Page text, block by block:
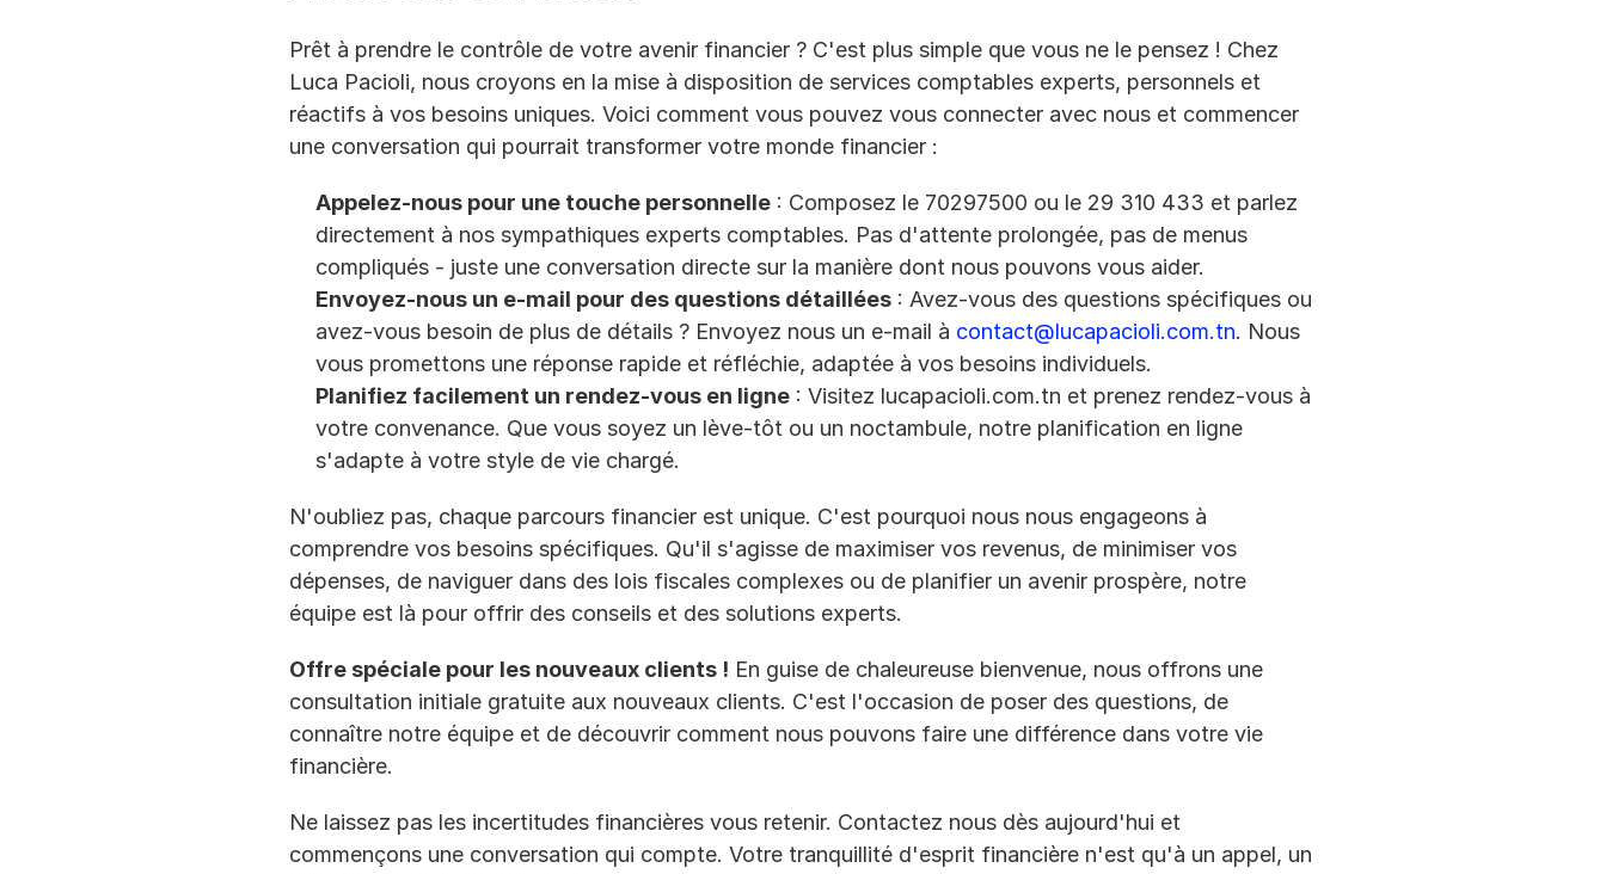
Prêt à prendre le contrôle de votre avenir financier ? C'est plus simple que vous ne le pensez ! Chez
Luca Pacioli, nous croyons en la mise à disposition de services comptables experts, personnels et
réactifs à vos besoins uniques. Voici comment vous pouvez vous connecter avec nous et commencer
une conversation qui pourrait transformer votre monde financier :
Appelez-nous pour une touche personnelle : Composez le 70297500 ou le 29 310 433 et parlez
directement à nos sympathiques experts comptables. Pas d'attente prolongée, pas de menus
compliqués - juste une conversation directe sur la manière dont nous pouvons vous aider.
Envoyez-nous un e-mail pour des questions détaillées : Avez-vous des questions spécifiques ou
avez-vous besoin de plus de détails ? Envoyez nous un e-mail à contact@lucapacioli.com.tn. Nous
vous promettons une réponse rapide et réfléchie, adaptée à vos besoins individuels.
Planifiez facilement un rendez-vous en ligne : Visitez lucapacioli.com.tn et prenez rendez-vous à
votre convenance. Que vous soyez un lève-tôt ou un noctambule, notre planification en ligne
s'adapte à votre style de vie chargé.
N'oubliez pas, chaque parcours financier est unique. C'est pourquoi nous nous engageons à
comprendre vos besoins spécifiques. Qu'il s'agisse de maximiser vos revenus, de minimiser vos
dépenses, de naviguer dans des lois fiscales complexes ou de planifier un avenir prospère, notre
équipe est là pour offrir des conseils et des solutions experts.
Offre spéciale pour les nouveaux clients ! En guise de chaleureuse bienvenue, nous offrons une
consultation initiale gratuite aux nouveaux clients. C'est l'occasion de poser des questions, de
connaître notre équipe et de découvrir comment nous pouvons faire une différence dans votre vie
financière.
Ne laissez pas les incertitudes financières vous retenir. Contactez nous dès aujourd'hui et
commençons une conversation qui compte. Votre tranquillité d'esprit financière n'est qu'à un appel, un